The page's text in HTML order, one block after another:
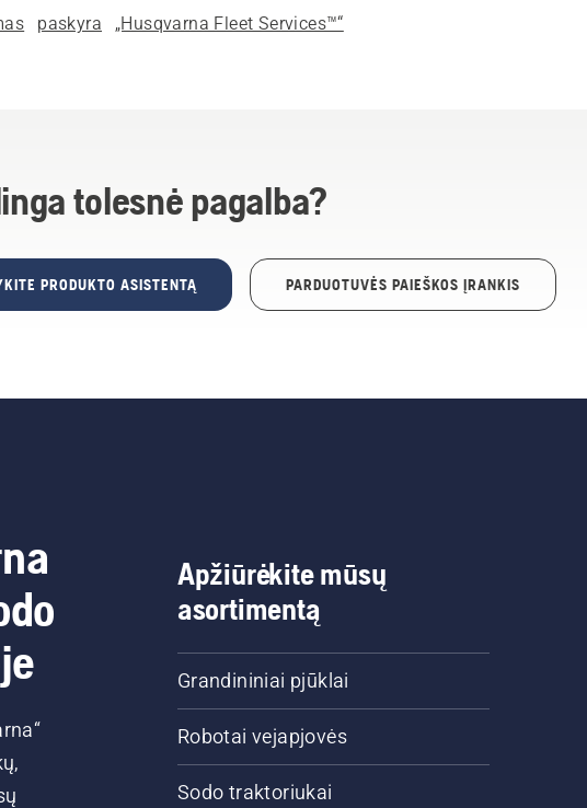
paskyra „Husqvarna Fleet Services™“
tolesnė pagalba?
PRODUKTO ASISTENTĄ PARDUOTUVĖS PAIEŠKOS ĮRANKIS
Apžiūrėkite mūsų
asortimentą
Grandininiai pjūklai
Robotai vejapjovės
Sodo traktoriukai